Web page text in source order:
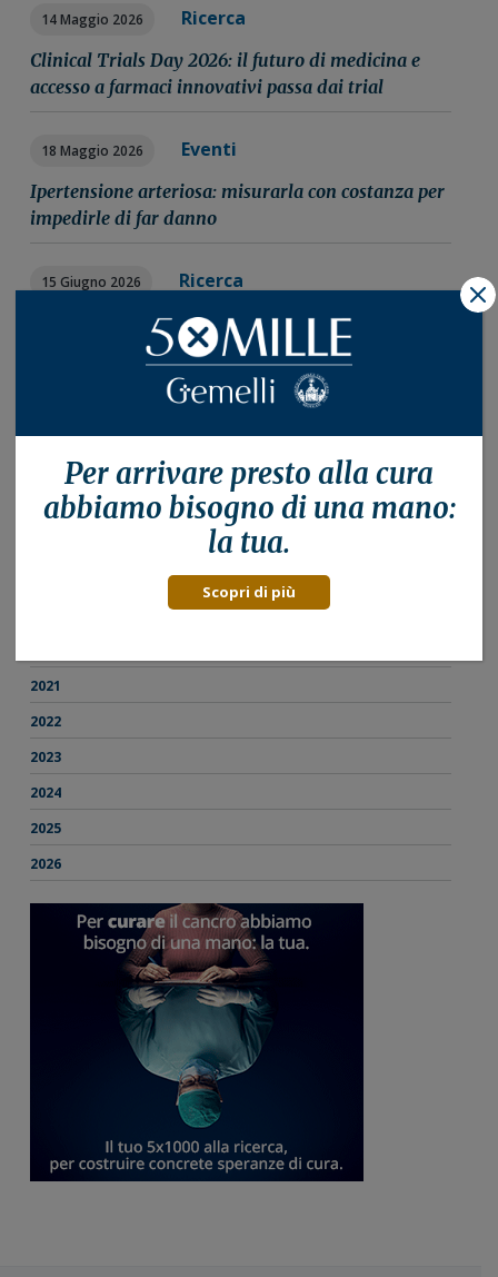
14 Maggio 2026 Ricerca
Clinical Trials Day 2026: il futuro di medicina e
accesso a farmaci innovativi passa dai trial
18 Maggio 2026 Eventi
Ipertensione arteriosa: misurarla con costanza per
impedirle di far danno
15 Giugno 2026 Ricerca
Best of ASCO 2026: le novità dal congresso
americano di oncologia commentate dagli esperti
Archivio
2016
2021
2022
2023
2024
2025
2026
Per arrivare presto alla cura
abbiamo bisogno di una mano:
la tua.
Scopri di più
X